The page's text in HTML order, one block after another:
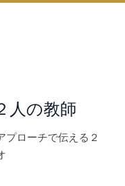
人の教師
プローチで伝える２